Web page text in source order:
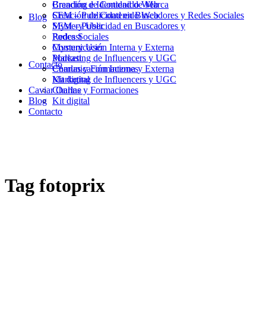
Branding e Identidad de Marca
Creación de Contenido Web
SEM – Publicidad en Buscadores y
Redes Sociales
Mystery User
Podcast
Comunicación Interna y Externa
Marketing de Influencers y UGC
Charlas y Formaciones
Kit digital
Blog
Contacto
Creación de Contenido Web
SEM – Publicidad en Buscadores y Redes Sociales
Mystery User
Podcast
Comunicación Interna y Externa
Marketing de Influencers y UGC
Charlas y Formaciones
Kit digital
Caviar Online
Blog
Contacto
Tag fotoprix